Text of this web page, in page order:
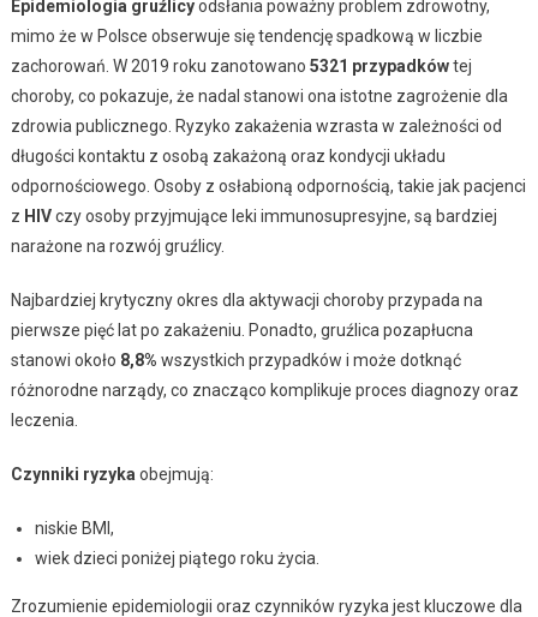
Epidemiologia gruźlicyodsłania poważny problem zdrowotny,
mimo że w Polsce obserwuje się tendencję spadkową w liczbie
zachorowań. W 2019 roku zanotowano 5321 przypadkówtej
choroby, co pokazuje, że nadal stanowi ona istotne zagrożenie dla
zdrowia publicznego. Ryzyko zakażenia wzrasta w zależności od
długości kontaktu z osobą zakażoną oraz kondycji układu
odpornościowego. Osoby z osłabioną odpornością, takie jak pacjenci
z HIVczy osoby przyjmujące leki immunosupresyjne, są bardziej
narażone na rozwój gruźlicy.
Najbardziej krytyczny okres dla aktywacji choroby przypada na
pierwsze pięć lat po zakażeniu. Ponadto, gruźlica pozapłucna
stanowi około 8,8% wszystkich przypadków i może dotknąć
różnorodne narządy, co znacząco komplikuje proces diagnozy oraz
leczenia.
Czynniki ryzyka obejmują:
niskie BMI,
wiek dzieci poniżej piątego roku życia.
Zrozumienie epidemiologii oraz czynników ryzyka jest kluczowe dla